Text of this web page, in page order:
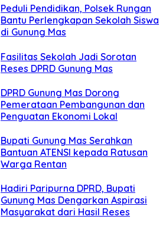
Peduli Pendidikan, Polsek Rungan
Bantu Perlengkapan Sekolah Siswa
di Gunung Mas
Fasilitas Sekolah Jadi Sorotan
Reses DPRD Gunung Mas
DPRD Gunung Mas Dorong
Pemerataan Pembangunan dan
Penguatan Ekonomi Lokal
Bupati Gunung Mas Serahkan
Bantuan ATENSI kepada Ratusan
Warga Rentan
Hadiri Paripurna DPRD, Bupati
Gunung Mas Dengarkan Aspirasi
Masyarakat dari Hasil Reses